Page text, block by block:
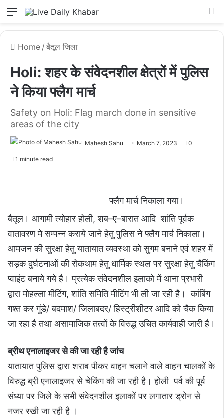
Menu
Home / बैतूल जिला
Holi: शहर के संवेदनशील क्षेत्रों में पुलिस
ने किया फ्लैग मार्च
Safety on Holi: Flag march done in sensitive
areas of the city
Mahesh Sahu March 7, 2023 0
1 minute read
फ्लैग मार्च निकाला गया।
बैतूल। आगामी त्योहार होली, शब–ए–बारात आदि शांति पूर्वक
वातावरण मे सम्पन्न कराये जाने हेतु पुलिस ने फ्लैग मार्च निकाला।
आमजन की सुरक्षा हेतु यातायात व्यवस्था को सुगम बनाने एवं शहर में
सड़क दुर्घटनाओं की रोकथाम हेतु धार्मिक स्थल पर सुरक्षा हेतु चैकिंग
प्वाइंट बनाये गये है। प्रत्येक संवेदनशील इलाको में थाना प्रभारी
द्वारा मोहल्ला मीटिंग, शांति समिति मीटिंग भी ली जा रही है। कांबिंग
गश्त कर गुंडे/ बदमाश/ जिलाबदर/ हिस्ट्रीशीटर आदि को चैक किया
जा रहा है तथा असामाजिक तत्वों के विरुद्ध उचित कार्यवाही जारी है।
ब्रीथ एनालाइजर से की जा रही है जांच
यातायात पुलिस द्वारा शराब पीकर वाहन चलाने वाले वाहन चालकों के
विरुद्ध ब्री एनालाइजर से चेकिंग की जा रही है। होली पर्व की पूर्व
संध्या पर जिले के सभी संवेदनशील इलाकों पर लगातार ड्रोन से
नजर रखी जा रही है ।